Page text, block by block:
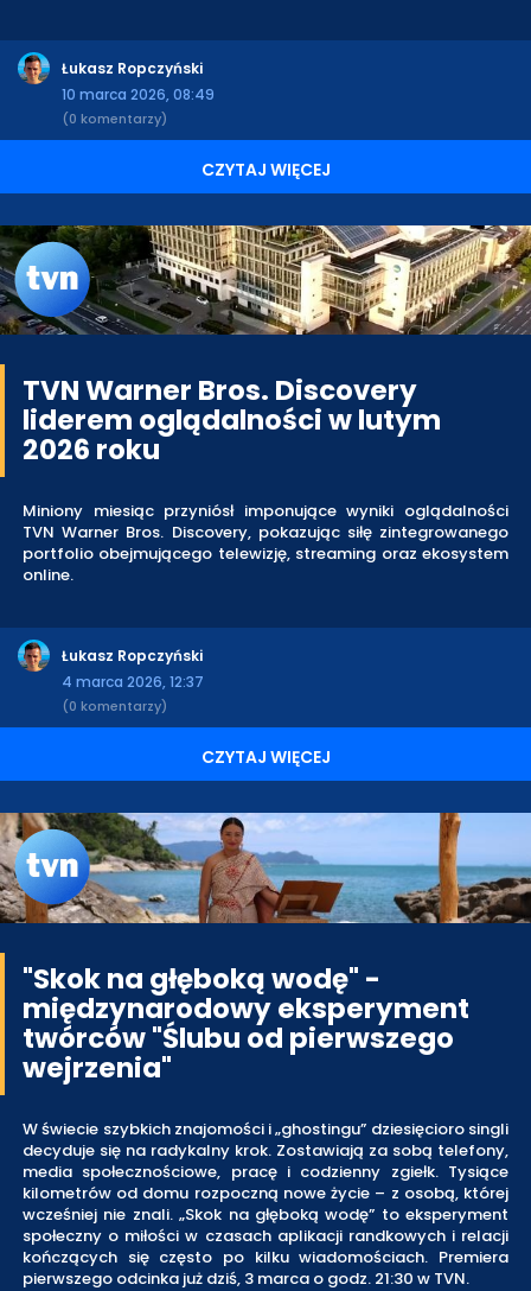
Łukasz Ropczyński
10 marca 2026, 08:49
(0 komentarzy)
CZYTAJ WIĘCEJ
TVN Warner Bros. Discovery
liderem oglądalności w lutym
2026 roku
Miniony miesiąc przyniósł imponujące wyniki oglądalności
TVN Warner Bros. Discovery, pokazując siłę zintegrowanego
portfolio obejmującego telewizję, streaming oraz ekosystem
online.
Łukasz Ropczyński
4 marca 2026, 12:37
(0 komentarzy)
CZYTAJ WIĘCEJ
"Skok na głęboką wodę" -
międzynarodowy eksperyment
twórców "Ślubu od pierwszego
wejrzenia"
W świecie szybkich znajomości i „ghostingu” dziesięcioro singli
decyduje się na radykalny krok. Zostawiają za sobą telefony,
media społecznościowe, pracę i codzienny zgiełk. Tysiące
kilometrów od domu rozpoczną nowe życie – z osobą, której
wcześniej nie znali. „Skok na głęboką wodę” to eksperyment
społeczny o miłości w czasach aplikacji randkowych i relacji
kończących się często po kilku wiadomościach. Premiera
pierwszego odcinka już dziś, 3 marca o godz. 21:30 w TVN.